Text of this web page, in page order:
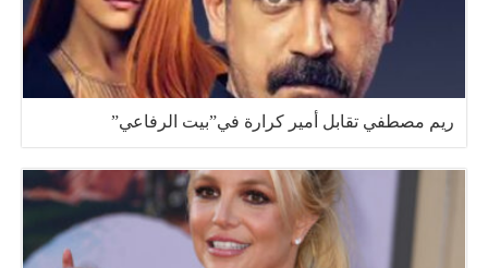
ريم مصطفي تقابل أمير كرارة في”بيت الرفاعي”